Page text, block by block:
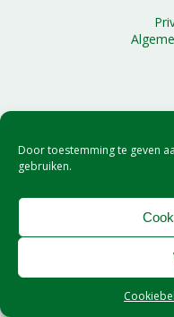
Door toestemming te geven
gebruiken.